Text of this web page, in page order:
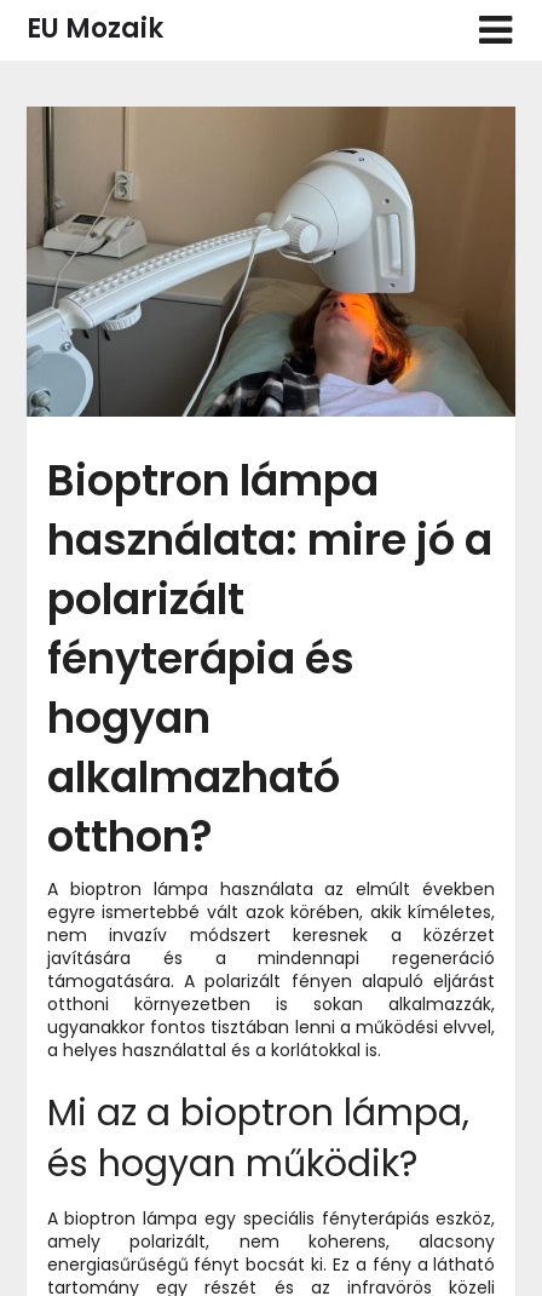
SkipEU Mozaik
Bioptron lámpa
használata: mire jó a
polarizált
fényterápia és
hogyan
alkalmazható
otthon?
A bioptron lámpa használata az elmúlt években
egyre ismertebbé vált azok körében, akik kíméletes,
nem invazív módszert keresnek a közérzet
javítására és a mindennapi regeneráció
támogatására. A polarizált fényen alapuló eljárást
otthoni környezetben is sokan alkalmazzák,
ugyanakkor fontos tisztában lenni a működési elvvel,
a helyes használattal és a korlátokkal is.
Mi az a bioptron lámpa,
és hogyan működik?
A bioptron lámpa egy speciális fényterápiás eszköz,
amely polarizált, nem koherens, alacsony
energiasűrűségű fényt bocsát ki. Ez a fény a látható
tartomány egy részét és az infravörös közeli